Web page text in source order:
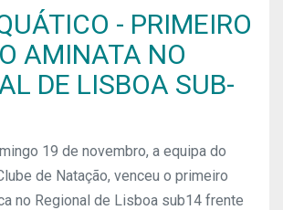
- PRIMEIRO
AMINATA NO
DE LISBOA SUB-
19 de novembro, a equipa do
de Natação, venceu o primeiro
no Regional de Lisboa sub14 frente